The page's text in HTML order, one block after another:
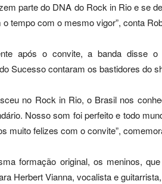
parte do DNA do Rock in Rio e se
tempo com o mesmo vigor”, conta
após o convite, a banda disse
Sucesso contaram os bastidores do
no Rock in Rio, o Brasil nos
Nosso som foi perfeito e todo
muito felizes com o convite”,
formação original, os meninos,
Herbert Vianna, vocalista e